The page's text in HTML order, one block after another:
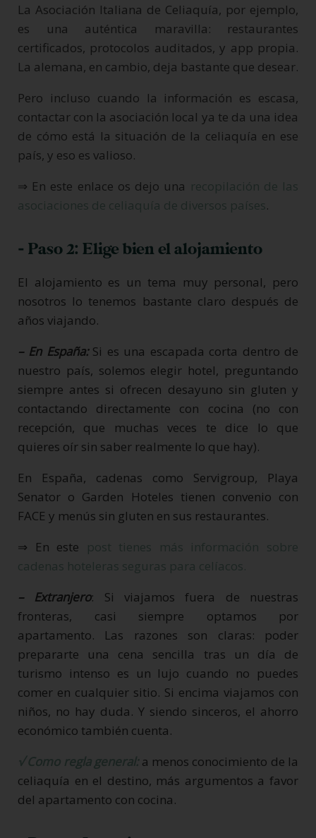
La Asociación Italiana de Celiaquía, por ejemplo,
es una auténtica maravilla: restaurantes
certificados, protocolos auditados, y app propia.
La alemana, en cambio, deja bastante que desear.
Pero incluso cuando la información es escasa,
contactar con la asociación local ya te da una idea
de cómo está la situación de la celiaquía en ese
país, y eso es valioso.
⇒ En este enlace os dejo una recopilación de las
asociaciones de celiaquía de diversos países.
- Paso 2: Elige bien el alojamiento
El alojamiento es un tema muy personal, pero
nosotros lo tenemos bastante claro después de
años viajando.
– En España:Si es una escapada corta dentro de
nuestro país, solemos elegir hotel, preguntando
siempre antes si ofrecen desayuno sin gluten y
contactando directamente con cocina (no con
recepción, que muchas veces te dice lo que
quieres oír sin saber realmente lo que hay).
En España, cadenas como Servigroup, Playa
Senator o Garden Hoteles tienen convenio con
FACE y menús sin gluten en sus restaurantes.
⇒ En este post tienes más información sobre
cadenas hoteleras seguras para celíacos.
– Extranjero: Si viajamos fuera de nuestras
fronteras, casi siempre optamos por
apartamento. Las razones son claras: poder
prepararte una cena sencilla tras un día de
turismo intenso es un lujo cuando no puedes
comer en cualquier sitio. Si encima viajamos con
niños, no hay duda. Y siendo sinceros, el ahorro
económico también cuenta.
√ Como regla general:a menos conocimiento de la
celiaquía en el destino, más argumentos a favor
del apartamento con cocina.